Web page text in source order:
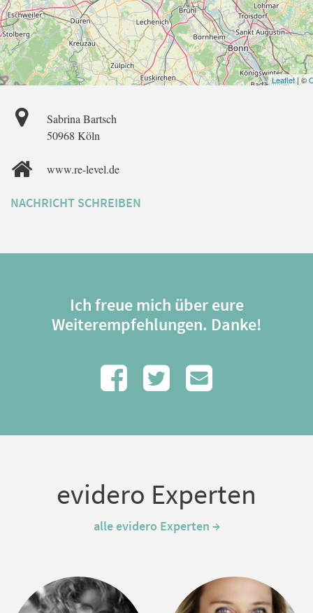
Leaflet| ©
Sabrina Bartsch
50968 Köln
www.re-level.de
NACHRICHT SCHREIBEN
Ich freue mich über eure
Weiterempfehlungen. Danke!
evidero Experten
alle evidero Experten →